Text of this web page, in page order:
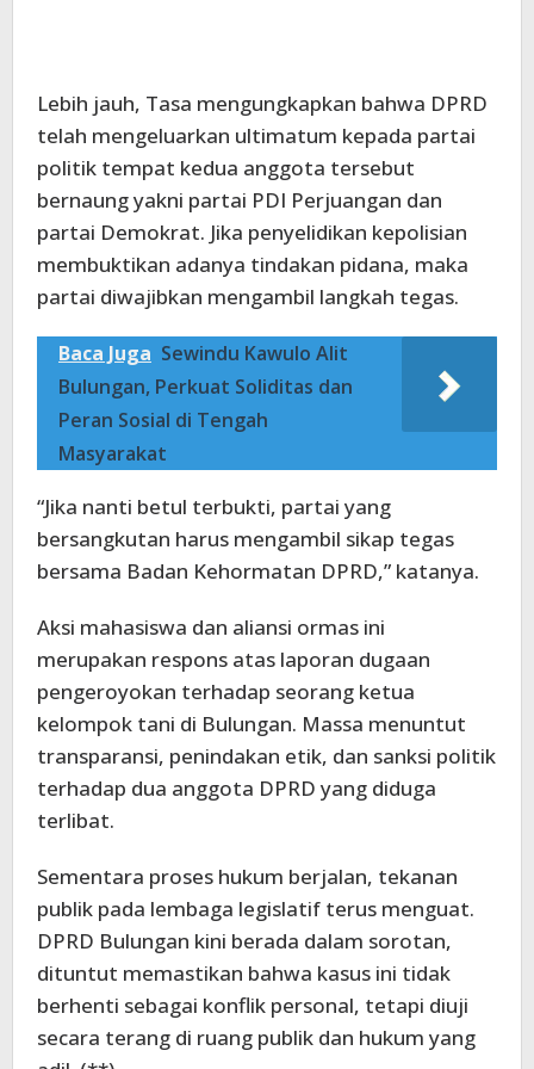
Lebih jauh, Tasa mengungkapkan bahwa DPRD
telah mengeluarkan ultimatum kepada partai
politik tempat kedua anggota tersebut
bernaung yakni partai PDI Perjuangan dan
partai Demokrat. Jika penyelidikan kepolisian
membuktikan adanya tindakan pidana, maka
partai diwajibkan mengambil langkah tegas.
Baca Juga Sewindu Kawulo Alit
Bulungan, Perkuat Soliditas dan
Peran Sosial di Tengah
Masyarakat
“Jika nanti betul terbukti, partai yang
bersangkutan harus mengambil sikap tegas
bersama Badan Kehormatan DPRD,” katanya.
Aksi mahasiswa dan aliansi ormas ini
merupakan respons atas laporan dugaan
pengeroyokan terhadap seorang ketua
kelompok tani di Bulungan. Massa menuntut
transparansi, penindakan etik, dan sanksi politik
terhadap dua anggota DPRD yang diduga
terlibat.
Sementara proses hukum berjalan, tekanan
publik pada lembaga legislatif terus menguat.
DPRD Bulungan kini berada dalam sorotan,
dituntut memastikan bahwa kasus ini tidak
berhenti sebagai konflik personal, tetapi diuji
secara terang di ruang publik dan hukum yang